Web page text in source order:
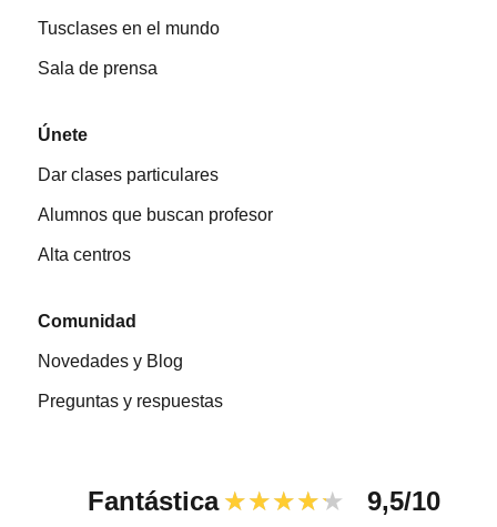
Tusclases en el mundo
Sala de prensa
Únete
Dar clases particulares
Alumnos que buscan profesor
Alta centros
Comunidad
Novedades y Blog
Preguntas y respuestas
Fantástica ★★★★★ 9,5/10